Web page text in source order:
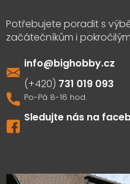
info@bighobby.cz
731 019 093
Sledujte nás na